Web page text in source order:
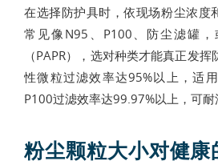
在选择防护具时，依现场粉尘浓度
常见像N95、P100、防尘滤罐
（PAPR），选对种类才能真正发
性微粒过滤效率达95%以上，适
P100过滤效率达99.97%以上，可耐
粉尘颗粒大小对健